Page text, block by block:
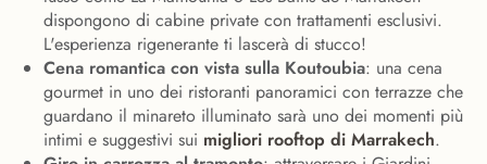
dispongono di cabine private con trattamenti esclusivi.
L'esperienza rigenerante ti lascerà di stucco!
Cena romantica con vista sulla Koutoubia: una cena
gourmet in uno dei ristoranti panoramici con terrazze che
guardano il minareto illuminato sarà uno dei momenti più
intimi e suggestivi sui migliori rooftop di Marrakech.